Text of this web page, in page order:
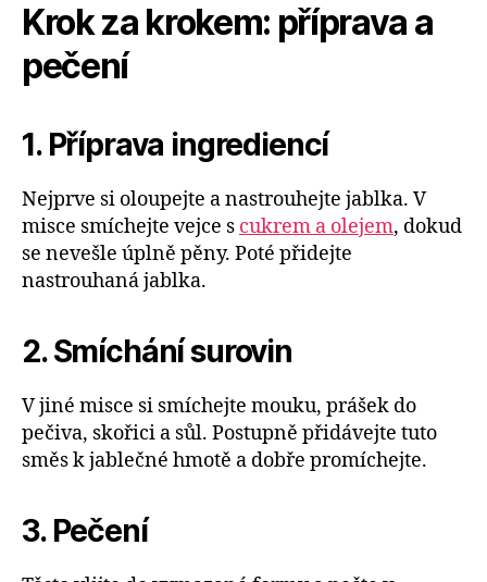
Krok za krokem: příprava a
pečení
1. Příprava ingrediencí
Nejprve si oloupejte a nastrouhejte jablka. V
misce smíchejte vejce s cukrem a olejem, dokud
se nevešle úplně pěny. Poté přidejte
nastrouhaná jablka.
2. Smíchání surovin
V jiné misce si smíchejte mouku, prášek do
pečiva, skořici a sůl. Postupně přidávejte tuto
směs k jablečné hmotě a dobře promíchejte.
3. Pečení